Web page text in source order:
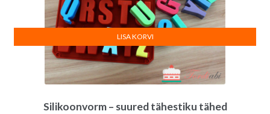
Silikoonvorm – suured tähestiku tähed
LISA KORVI